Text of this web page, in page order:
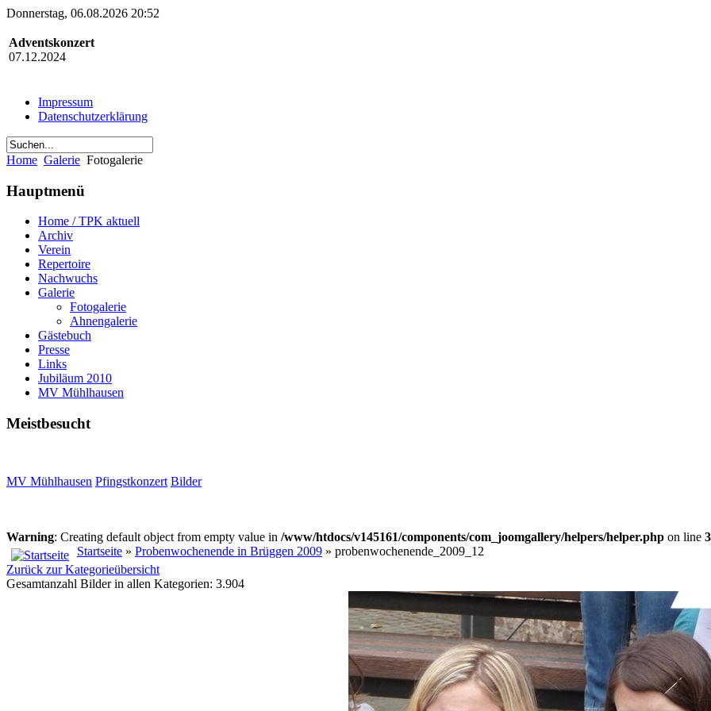
Donnerstag, 06.08.2026 20:52
Adventskonzert
07.12.2024
Impressum
Datenschutzerklärung
Home Galerie Fotogalerie
Hauptmenü
Home / TPK aktuell
Archiv
Verein
Repertoire
Nachwuchs
Galerie
Fotogalerie
Ahnengalerie
Gästebuch
Presse
Links
Jubiläum 2010
MV Mühlhausen
Meistbesucht
MV Mühlhausen Pfingstkonzert Bilder
Warning: Creating default object from empty value in /www/htdocs/v145161/components/com_joomgallery/helpers/helper.php on line
Startseite » Probenwochenende in Brüggen 2009 » probenwochenende_2009_12
Zurück zur Kategorieübersicht
Gesamtanzahl Bilder in allen Kategorien: 3.904